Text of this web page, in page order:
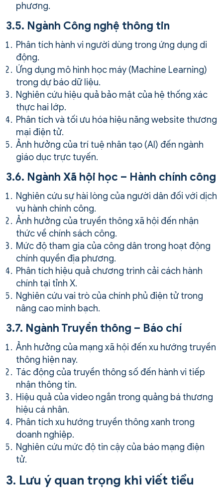
phương.
3.5. Ngành Công nghệ thông tin
Phân tích hành vi người dùng trong ứng dụng di
động.
Ứng dụng mô hình học máy (Machine Learning)
trong dự báo dữ liệu.
Nghiên cứu hiệu quả bảo mật của hệ thống xác
thực hai lớp.
Phân tích và tối ưu hóa hiệu năng website thương
mại điện tử.
Ảnh hưởng của trí tuệ nhân tạo (AI) đến ngành
giáo dục trực tuyến.
3.6. Ngành Xã hội học – Hành chính công
Nghiên cứu sự hài lòng của người dân đối với dịch
vụ hành chính công.
Ảnh hưởng của truyền thông xã hội đến nhận
thức về chính sách công.
Mức độ tham gia của công dân trong hoạt động
chính quyền địa phương.
Phân tích hiệu quả chương trình cải cách hành
chính tại tỉnh X.
Nghiên cứu vai trò của chính phủ điện tử trong
nâng cao minh bạch.
3.7. Ngành Truyền thông – Báo chí
Ảnh hưởng của mạng xã hội đến xu hướng truyền
thông hiện nay.
Tác động của truyền thông số đến hành vi tiếp
nhận thông tin.
Hiệu quả của video ngắn trong quảng bá thương
hiệu cá nhân.
Phân tích xu hướng truyền thông xanh trong
doanh nghiệp.
Nghiên cứu mức độ tin cậy của báo mạng điện
tử.
3. Lưu ý quan trọng khi viết tiểu